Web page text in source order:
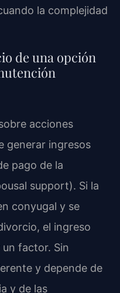
la complejidad
de una opción
acciones
generar ingresos
pago de la
support). Si la
conyugal y se
el ingreso
factor. Sin
y depende de
y de las